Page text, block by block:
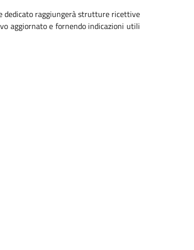
dedicato raggiungerà strutture ricettive
aggiornato e fornendo indicazioni utili